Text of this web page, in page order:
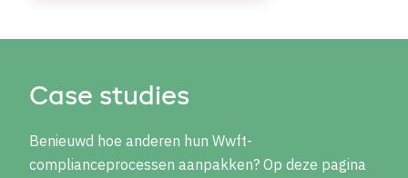
Case studies
Benieuwd hoe anderen hun Wwft-
complianceprocessen aanpakken? Op deze pagina